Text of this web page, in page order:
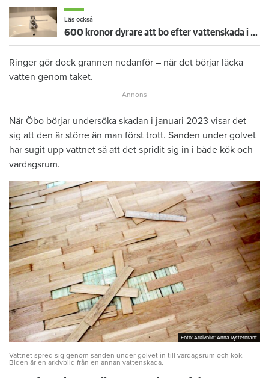
Läs också
600 kronor dyrare att bo efter vattenskada i Varberg
Ringer gör dock grannen nedanför – när det börjar läcka
vatten genom taket.
När Öbo börjar undersöka skadan i januari 2023 visar det
sig att den är större än man först trott. Sanden under golvet
har sugit upp vattnet så att det spridit sig in i både kök och
vardagsrum.
Foto: Arkivbild: Anna Rytterbrant
Foto: Arkivbild: Anna Rytterbrant
Vattnet spred sig genom sanden under golvet in till vardagsrum och kök.
Biden är en arkivbild från en annan vattenskada.